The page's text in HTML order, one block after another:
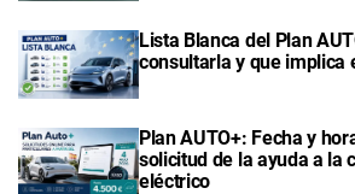
Lista Blanca del Plan
consultarla y que implica
Plan AUTO+: Fecha y
solicitud de la ayuda a la
eléctrico